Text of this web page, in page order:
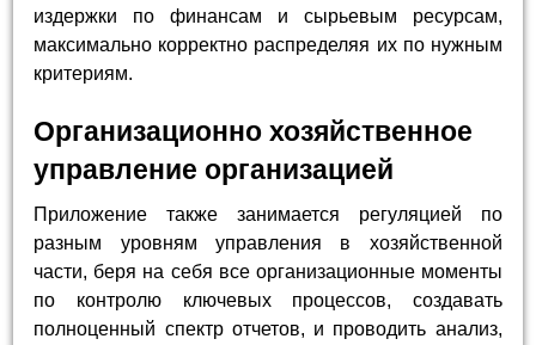
издержки по финансам и сырьевым ресурсам,
максимально корректно распределяя их по нужным
критериям.
Организационно хозяйственное
управление организацией
Приложение также занимается регуляцией по
разным уровням управления в хозяйственной
части, беря на себя все организационные моменты
по контролю ключевых процессов, создавать
полноценный спектр отчетов, и проводить анализ,